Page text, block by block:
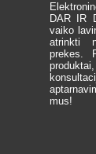
DAR IR
vaiko
atrinkti
prekes.
mus!